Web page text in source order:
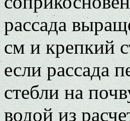
рассада
см и крепкий
если рассада
стебли на
водой из